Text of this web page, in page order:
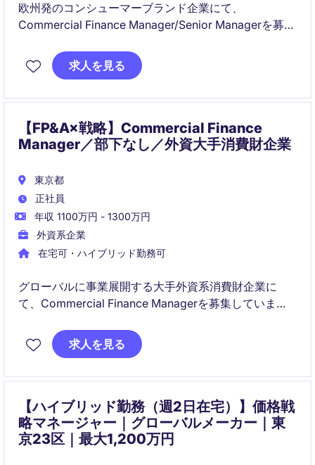
欧州発のコンシューマーブランド企業にて、
Commercial Finance Manager/Senior Managerを募集
がら経営陣のビジネスパートナーとして事業成長と収
益性向上をリードする、戦略性の高いポジションで
求人を見る
【FP&A×戦略】Commercial Finance
Manager／部下なし／外資大手消費財企業
東京都
正社員
年収 1100万円 - 1300万円
外資系企業
在宅可・ハイブリッド勤務可
グローバルに事業展開する大手外資系消費財企業に
て、Commercial Finance Managerを募集していま
意思決定を財務面からリードする戦略的ポジションで
す。
求人を見る
【ハイブリッド勤務（週2日在宅）】価格戦
略マネージャー｜グローバルメーカー｜東
京23区｜最大1,200万円